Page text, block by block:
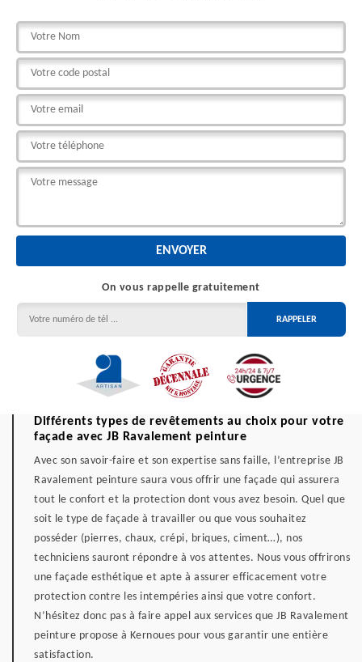
On vous rappelle gratuitement
Différents types de revêtements au choix pour votre
façade avec JB Ravalement peinture
Avec son savoir-faire et son expertise sans faille, l’entreprise JB
Ravalement peinture saura vous offrir une façade qui assurera
tout le confort et la protection dont vous avez besoin. Quel que
soit le type de façade à travailler ou que vous souhaitez
posséder (pierres, chaux, crépi, briques, ciment…), nos
techniciens sauront répondre à vos attentes. Nous vous offrirons
une façade esthétique et apte à assurer efficacement votre
protection contre les intempéries ainsi que votre confort.
N’hésitez donc pas à faire appel aux services que JB Ravalement
peinture propose à Kernoues pour vous garantir une entière
satisfaction.